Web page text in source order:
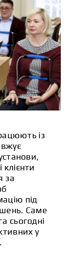
із
за
під
Саме
сьогодні
у